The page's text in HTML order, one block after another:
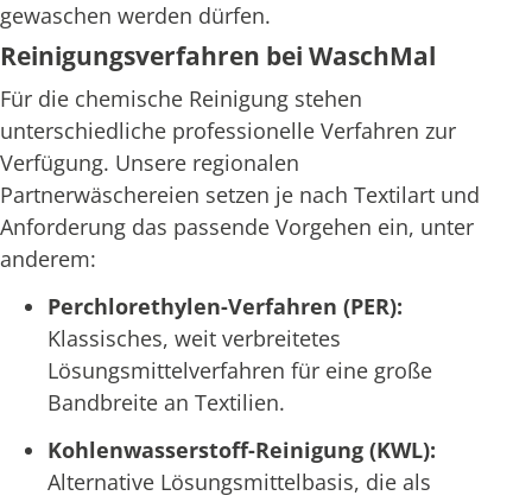
gewaschen werden dürfen.
Reinigungsverfahren bei WaschMal
Für die chemische Reinigung stehen
unterschiedliche professionelle Verfahren zur
Verfügung. Unsere regionalen
Partnerwäschereien setzen je nach Textilart und
Anforderung das passende Vorgehen ein, unter
anderem:
Perchlorethylen-Verfahren (PER):
Klassisches, weit verbreitetes
Lösungsmittelverfahren für eine große
Bandbreite an Textilien.
Kohlenwasserstoff-Reinigung (KWL):
Alternative Lösungsmittelbasis, die als